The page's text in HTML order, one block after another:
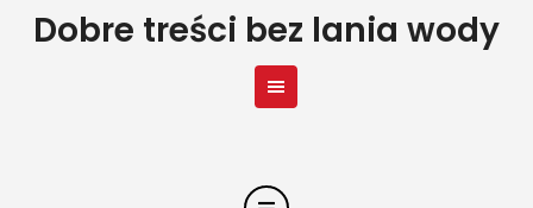
SkipDobre treści bez lania wody